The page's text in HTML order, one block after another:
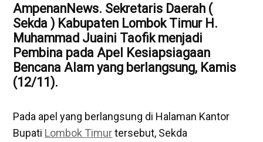
AmpenanNews. Sekretaris Daerah (
Sekda ) Kabupaten Lombok TimurH.
Muhammad Juaini Taofik menjadi
Pembina pada Apel Kesiapsiagaan
Bencana Alam yang berlangsung, Kamis
(12/11).
Pada apel yang berlangsung di Halaman Kantor
Bupati Lombok Timurtersebut, Sekda